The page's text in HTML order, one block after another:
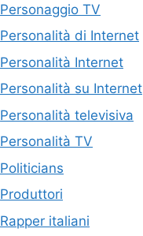
Personaggio TV
Personalità di Internet
Personalità Internet
Personalità su Internet
Personalità televisiva
Personalità TV
Politicians
Produttori
Rapper italiani